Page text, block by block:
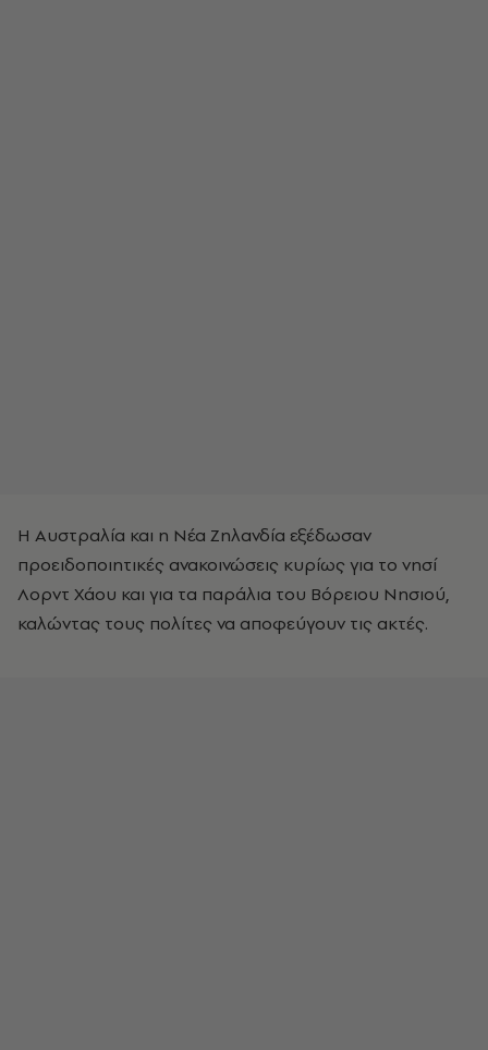
Η Αυστραλία και η Νέα Ζηλανδία εξέδωσαν
προειδοποιητικές ανακοινώσεις κυρίως για το νησί
Λορντ Χάου και για τα παράλια του Βόρειου Νησιού,
καλώντας τους πολίτες να αποφεύγουν τις ακτές.